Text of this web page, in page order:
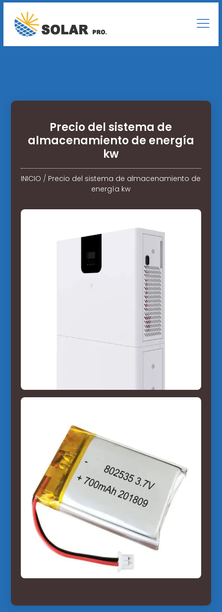
Precio del sistema de
almacenamiento de energía
kw
INICIO / Precio del sistema de almacenamiento de
energía kw